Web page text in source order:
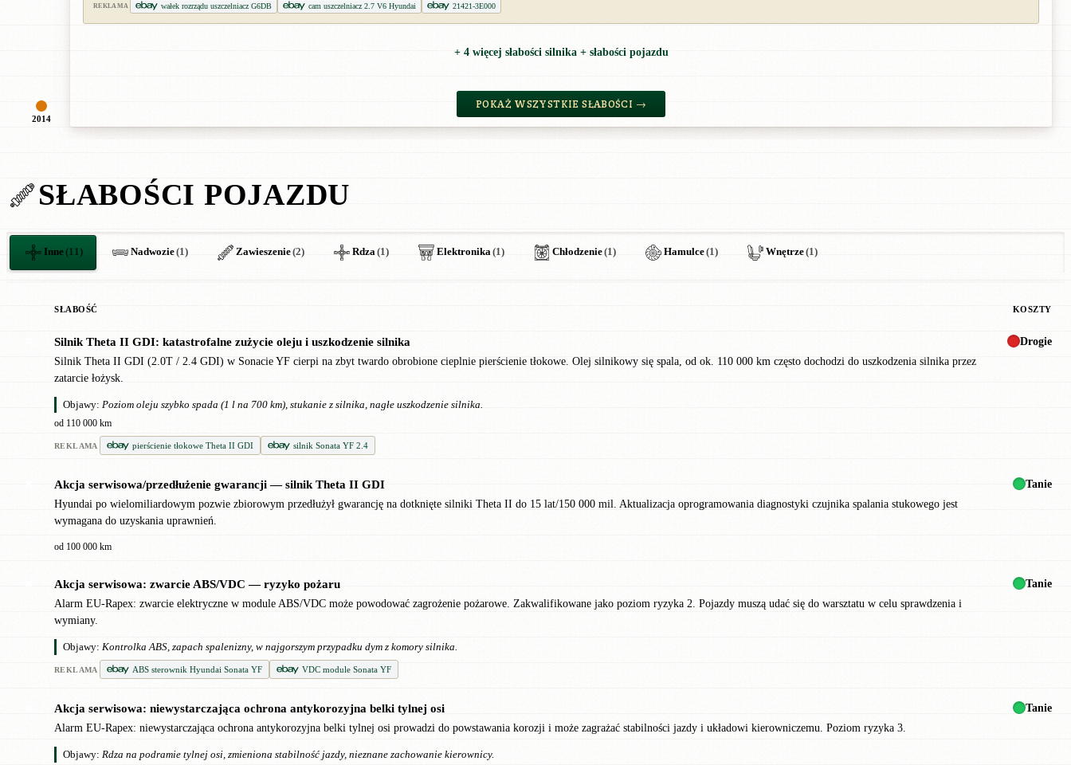
2014
REKLAMA wałek rozrządu uszczelniacz G6DB cam uszczelniacz 2.7 V6 Hyundai 21421-3E000
+ 4 więcej słabości silnika + słabości pojazdu
POKAŻ WSZYSTKIE SŁABOŚCI →
SŁABOŚCI POJAZDU
Inne(11) Nadwozie(1) Zawieszenie(2) Rdza(1) Elektronika(1) Chłodzenie(1) Hamulce(1) Wnętrze(1)
SŁABOŚĆ KOSZTY
Silnik Theta II GDI: katastrofalne zużycie oleju i uszkodzenie silnika
Silnik Theta II GDI (2.0T / 2.4 GDI) w Sonacie YF cierpi na zbyt twardo obrobione cieplnie pierścienie tłokowe. Olej silnikowy się spala, od ok. 110 000 km często dochodzi do uszkodzenia silnika przez
zatarcie łożysk.
Objawy: Poziom oleju szybko spada (1 l na 700 km), stukanie z silnika, nagłe uszkodzenie silnika.
od 110 000 km
REKLAMA pierścienie tłokowe Theta II GDI silnik Sonata YF 2.4
Drogie
Akcja serwisowa/przedłużenie gwarancji — silnik Theta II GDI
Hyundai po wielomiliardowym pozwie zbiorowym przedłużył gwarancję na dotknięte silniki Theta II do 15 lat/150 000 mil. Aktualizacja oprogramowania diagnostyki czujnika spalania stukowego jest
wymagana do uzyskania uprawnień.
od 100 000 km
Tanie
Akcja serwisowa: zwarcie ABS/VDC — ryzyko pożaru
Alarm EU-Rapex: zwarcie elektryczne w module ABS/VDC może powodować zagrożenie pożarowe. Zakwalifikowane jako poziom ryzyka 2. Pojazdy muszą udać się do warsztatu w celu sprawdzenia i
wymiany.
Objawy: Kontrolka ABS, zapach spalenizny, w najgorszym przypadku dym z komory silnika.
REKLAMA ABS sterownik Hyundai Sonata YF VDC module Sonata YF
Tanie
Akcja serwisowa: niewystarczająca ochrona antykorozyjna belki tylnej osi
Alarm EU-Rapex: niewystarczająca ochrona antykorozyjna belki tylnej osi prowadzi do powstawania korozji i może zagrażać stabilności jazdy i układowi kierowniczemu. Poziom ryzyka 3.
Objawy: Rdza na podramie tylnej osi, zmieniona stabilność jazdy, nieznane zachowanie kierownicy.
Tanie